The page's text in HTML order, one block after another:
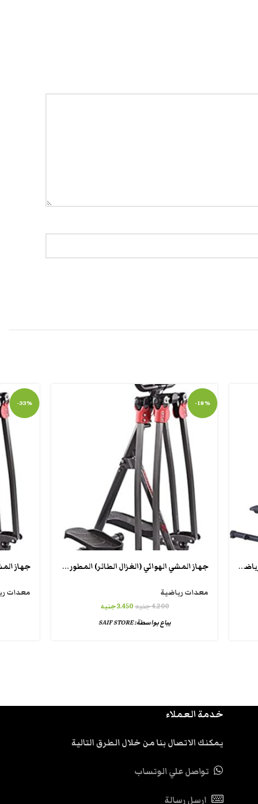
جهاز اب بايك للياقة البدنية والتمارين الرياضية اب كوستر
-18%
جهاز المشي الهوائي (الغزال الطائر) المطور من أير ووكر القابل للطي مع شاشة LCD
معدات رياضية
4.200جنيه3.450جنيه
يباع بواسطة:SAIF STORE
-33%
معدات
خدمة العملاء
يمكنك الاتصال بنا من خلال الطرق التالية
تواصل علي الوتساب
ارسل رسالة